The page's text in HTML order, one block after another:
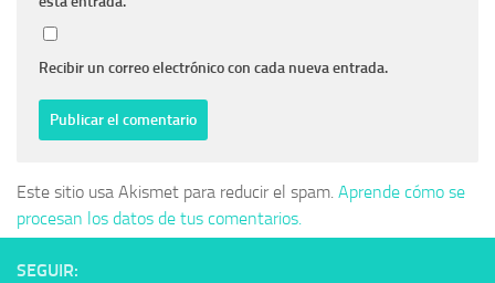
Recibir un correo electrónico con cada nueva entrada.
Este sitio usa Akismet para reducir el spam. Aprende cómo se
procesan los datos de tus comentarios.
SEGUIR: